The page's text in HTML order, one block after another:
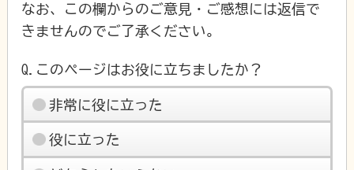
なお、この欄からのご意見・ご感想には返信で
きませんのでご了承ください。
Q.このページはお役に立ちましたか？
非常に役に立った
役に立った